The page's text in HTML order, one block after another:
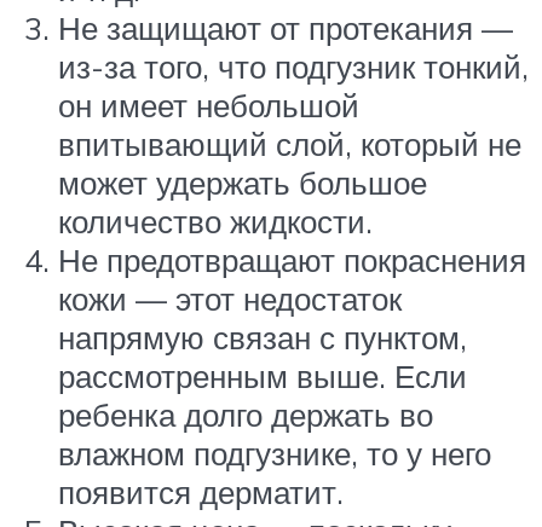
Не защищают от протекания —
из-за того, что подгузник тонкий,
он имеет небольшой
впитывающий слой, который не
может удержать большое
количество жидкости.
Не предотвращают покраснения
кожи — этот недостаток
напрямую связан с пунктом,
рассмотренным выше. Если
ребенка долго держать во
влажном подгузнике, то у него
появится дерматит.